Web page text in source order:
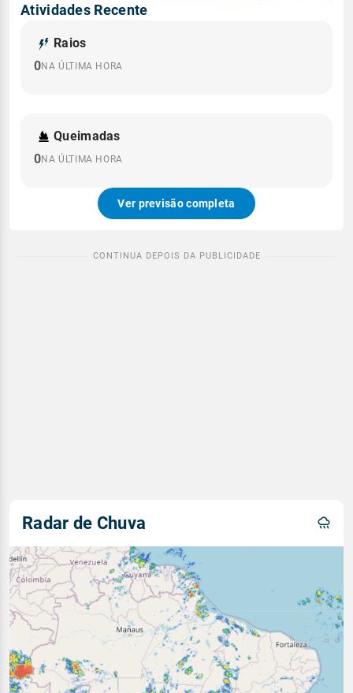
Atividades Recente
Raios
0NA ÚLTIMA HORA
Queimadas
0NA ÚLTIMA HORA
Ver previsão completa
Radar de Chuva